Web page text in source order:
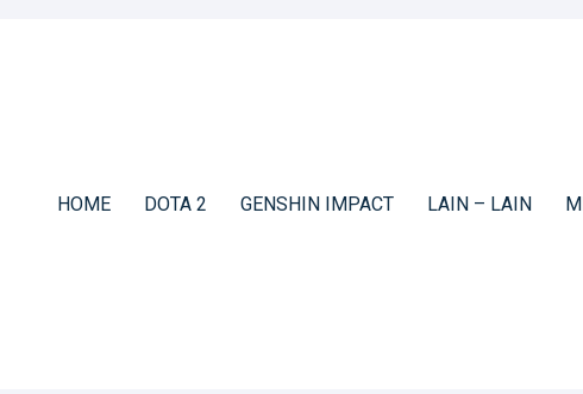
HOME DOTA 2 GENSHIN IMPACT LAIN – LAIN